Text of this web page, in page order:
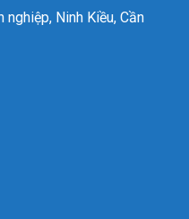
Ninh Kiều, Cần